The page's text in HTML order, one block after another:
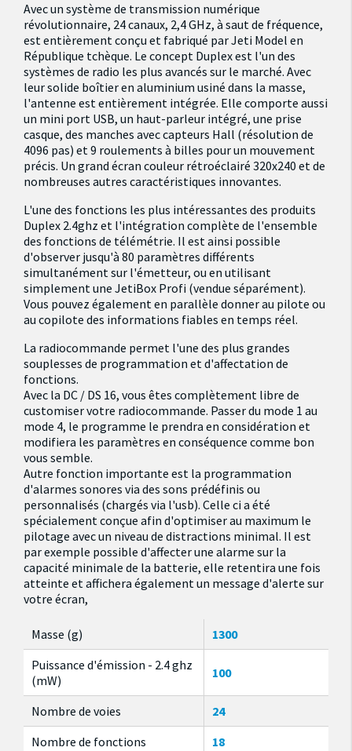
Avec un système de transmission numérique
révolutionnaire, 24 canaux, 2,4 GHz, à saut de fréquence,
est entièrement conçu et fabriqué par Jeti Model en
République tchèque. Le concept Duplex est l'un des
systèmes de radio les plus avancés sur le marché. Avec
leur solide boîtier en aluminium usiné dans la masse,
l'antenne est entièrement intégrée. Elle comporte aussi
un mini port USB, un haut-parleur intégré, une prise
casque, des manches avec capteurs Hall (résolution de
4096 pas) et 9 roulements à billes pour un mouvement
précis. Un grand écran couleur rétroéclairé 320x240 et de
nombreuses autres caractéristiques innovantes.
L'une des fonctions les plus intéressantes des produits
Duplex 2.4ghz et l'intégration complète de l'ensemble
des fonctions de télémétrie. Il est ainsi possible
d'observer jusqu'à 80 paramètres différents
simultanément sur l'émetteur, ou en utilisant
simplement une JetiBox Profi (vendue séparément).
Vous pouvez également en parallèle donner au pilote ou
au copilote des informations fiables en temps réel.
La radiocommande permet l'une des plus grandes
souplesses de programmation et d'affectation de
fonctions.
Avec la DC / DS 16, vous êtes complètement libre de
customiser votre radiocommande. Passer du mode 1 au
mode 4, le programme le prendra en considération et
modifiera les paramètres en conséquence comme bon
vous semble.
Autre fonction importante est la programmation
d'alarmes sonores via des sons prédéfinis ou
personnalisés (chargés via l'usb). Celle ci a été
spécialement conçue afin d'optimiser au maximum le
pilotage avec un niveau de distractions minimal. Il est
par exemple possible d'affecter une alarme sur la
capacité minimale de la batterie, elle retentira une fois
atteinte et affichera également un message d'alerte sur
votre écran,
Masse (g)
1300
Puissance d'émission - 2.4 ghz
(mW)
100
Nombre de voies
24
Nombre de fonctions
18